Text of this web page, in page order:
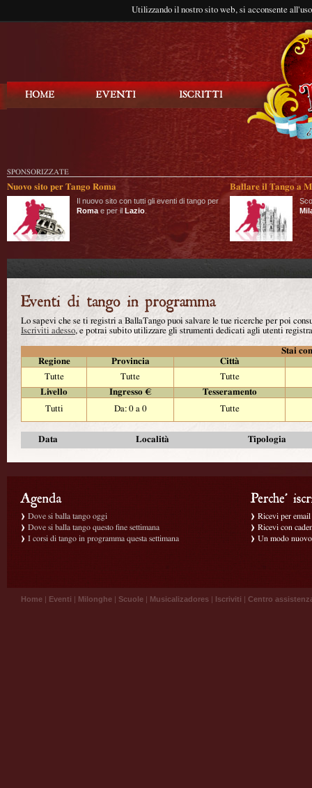
Utilizzando il nostro sito web, si acconsente
SPONSORIZZATE
Nuovo sito per Tango Roma
Il nuovo sito con tutti gli eventi di tango per
Roma e per il Lazio
Ballare il Tango a
Lo sapevi che se ti registri a BallaTango puoi salvare le tue ricerche per poi
Iscriviti adesso, e potrai subito utilizzare gli strumenti dedicati agli utenti
Stai
Regione
Provincia
Città
Tutte
Tutte
Tutte
Livello
Ingresso €
Tesseramento
Tutti
Da: 0 a 0 Tutte
Data Località Tipologia
Dove si balla tango oggi
Dove si balla tango questo fine settimana
I corsi di tango in programma questa settimana
Ricevi per
Ricevi con
Un modo
Home | Eventi | Milonghe | Scuole | Musicalizadores | Iscriviti | Centro